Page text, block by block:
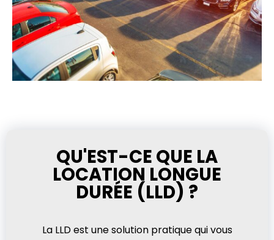
QU'EST-CE QUE LA
LOCATION LONGUE
DURÉE (LLD) ?
La LLD est une solution pratique qui vous